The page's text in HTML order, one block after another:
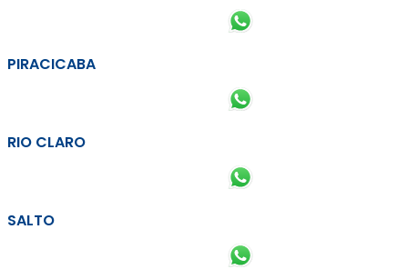
PIRACICABA
RIO CLARO
SALTO